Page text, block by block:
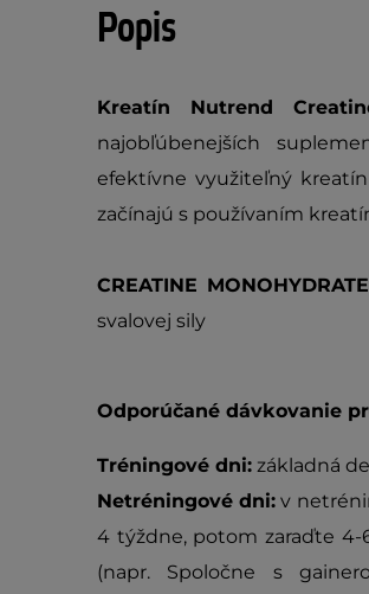
Popis
Kreatín Nutrend
najobľúbenejších
efektívne využiteľný
začínajú s používaním
CREATINE
svalovej sily
Odporúčané dávkovanie
Tréningové dni: základná
Netréningové dni: v
4 týždne, potom zaraďte 4-
(napr. Spoločne s